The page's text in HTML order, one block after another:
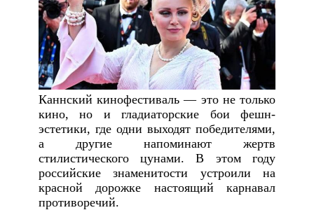
Каннский кинофестиваль — это не только
кино, но и гладиаторские бои фешн-
эстетики, где одни выходят победителями,
а другие напоминают жертв
стилистического цунами. В этом году
российские знаменитости устроили на
красной дорожке настоящий карнавал
противоречий.